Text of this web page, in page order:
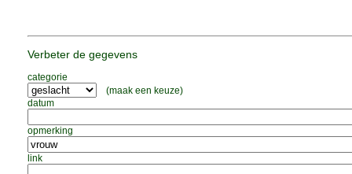
Verbeter de gegevens
categorie
(maak een keuze)
datum
opmerking
link